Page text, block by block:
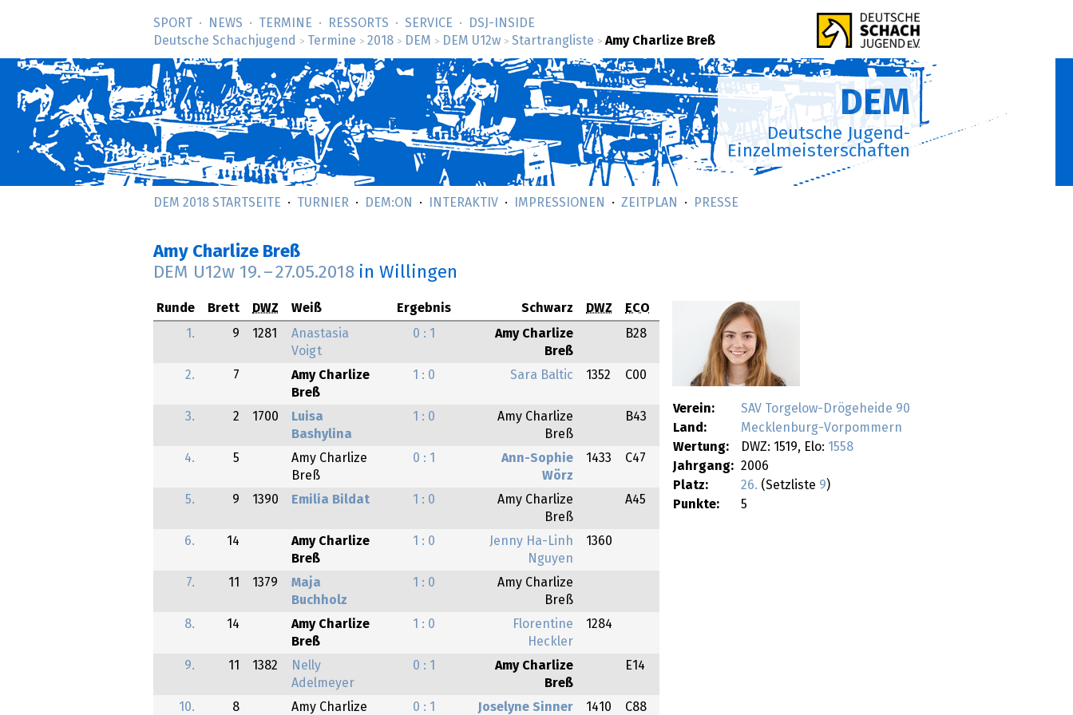
SPORT NEWS TERMINE RESSORTS SERVICE
DSJ-­INSIDE
Deutsche Schachjugend
> Termine > 2018 > DEM > DEM U12w > Startrangliste > Amy Charlize Breß
DEM
Deutsche Jugend-
Einzelmeisterschaften
DEM 2018 STARTSEITE TURNIER DEM:ON INTERAKTIV IMPRESSIONEN ZEITPLAN PRESSE
Amy Charlize Breß
DEM U12w 19. –27.05.2018 in Willingen
Verein:
SAV Torgelow-Drögeheide 90
Land:
Mecklenburg-Vorpommern
Wertung:
DWZ: 1519, Elo: 1558
Jahrgang: 2006
Platz:
26. (Setzliste 9)
Punkte:
5
Runde Brett DWZ Weiß Ergebnis Schwarz DWZ
ECO
1.
9 1281
Anastasia
Voigt
0 : 1
Amy Charlize
Breß
B28
2. 7
Amy Charlize
Breß
1 : 0 Sara Baltic 1352 C00
3. 2 1700
Luisa
Bashylina
1 : 0
Amy Charlize
Breß
B43
4. 5
Amy Charlize
Breß
0 : 1
Ann-Sophie
Wörz
1433 C47
5. 9 1390 Emilia Bildat 1 : 0
Amy Charlize
Breß
A45
6. 14
Amy Charlize
Breß
1 : 0
Jenny Ha-Linh
Nguyen
1360
7. 11 1379
Maja
Buchholz
1 : 0
Amy Charlize
Breß
8.
14
Amy Charlize
Breß
1 : 0
Florentine
Heckler
1284
9. 11 1382
Nelly
Adelmeyer
0 : 1
Amy Charlize
Breß
E14
10. 8 Amy Charlize 0 : 1 Joselyne Sinner 1410 C88